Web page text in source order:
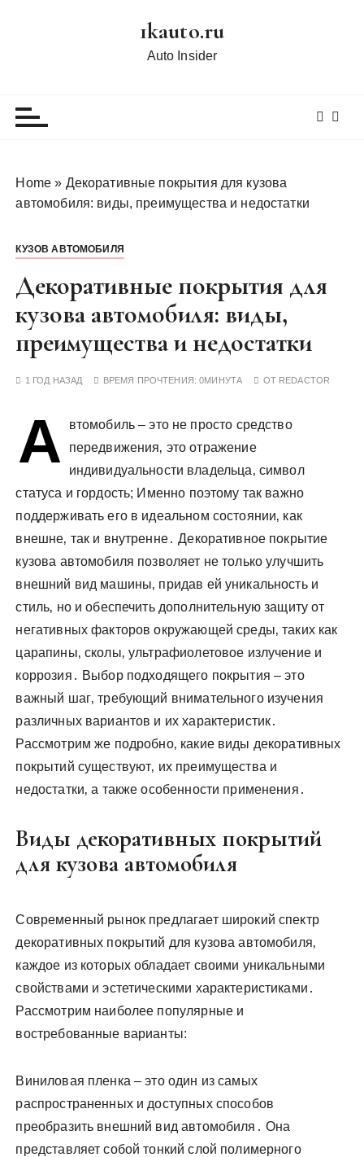
1kauto.ru
Auto Insider
Home » Декоративные покрытия для кузова
автомобиля: виды, преимущества и недостатки
КУЗОВ АВТОМОБИЛЯ
Декоративные покрытия для
кузова автомобиля: виды,
преимущества и недостатки
1 ГОД НАЗАД ВРЕМЯ ПРОЧТЕНИЯ:0МИНУТА ОТ REDACTOR
А
втомобиль – это не просто средство
передвижения‚ это отражение
индивидуальности владельца‚ символ
статуса и гордость; Именно поэтому так важно
поддерживать его в идеальном состоянии‚ как
внешне‚ так и внутренне․ Декоративное покрытие
кузова автомобиля позволяет не только улучшить
внешний вид машины‚ придав ей уникальность и
стиль‚ но и обеспечить дополнительную защиту от
негативных факторов окружающей среды‚ таких как
царапины‚ сколы‚ ультрафиолетовое излучение и
коррозия․ Выбор подходящего покрытия – это
важный шаг‚ требующий внимательного изучения
различных вариантов и их характеристик․
Рассмотрим же подробно‚ какие виды декоративных
покрытий существуют‚ их преимущества и
недостатки‚ а также особенности применения․
Виды декоративных покрытий
для кузова автомобиля
Современный рынок предлагает широкий спектр
декоративных покрытий для кузова автомобиля‚
каждое из которых обладает своими уникальными
свойствами и эстетическими характеристиками․
Рассмотрим наиболее популярные и
востребованные варианты:
Виниловая пленка – это один из самых
распространенных и доступных способов
преобразить внешний вид автомобиля․ Она
представляет собой тонкий слой полимерного